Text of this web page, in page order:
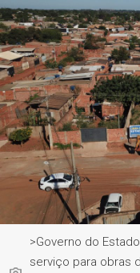
>Governo do
serviço para obras